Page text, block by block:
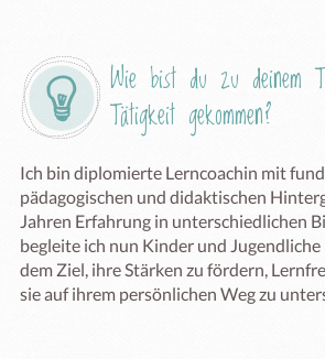
Wie bist du zu deinem
Tätigkeit gekommen?
Ich bin diplomierte Lerncoachin mit
pädagogischen und didaktischen
Jahren Erfahrung in unterschiedlichen
begleite ich nun Kinder und
dem Ziel, ihre Stärken zu fördern,
sie auf ihrem persönlichen Weg zu